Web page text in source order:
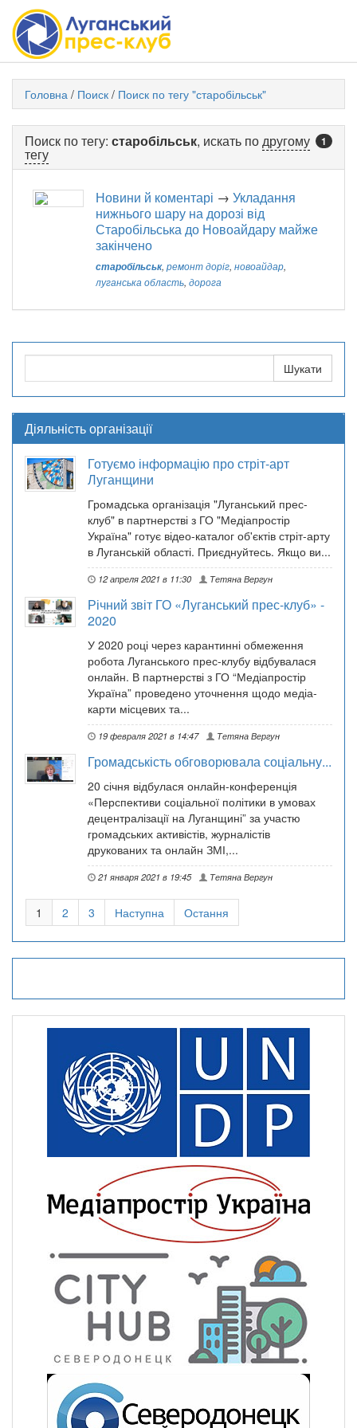
Головна / Поиск / Поиск по тегу "старобільськ"
1
Поиск по тегу: старобільськ, искать подругому
тегу
Новини й коментарі → Укладання
нижнього шару на дорозі від
Старобільська до Новоайдару майже
закінчено
старобільськ, ремонт доріг, новоайдар,
луганська область, дорога
Діяльність організації
Готуємо інформацію про стріт-арт
Луганщини
Громадська організація "Луганський прес-
клуб" в партнерстві з ГО "Медіапростір
Україна" готує відео-каталог об'єктів стріт-арту
в Луганській області. Приєднуйтесь. Якщо ви...
12 апреля 2021 в 11:30 Тетяна Вергун
Річний звіт ГО «Луганський прес-клуб» -
2020
У 2020 році через карантинні обмеження
робота Луганського прес-клубу відбувалася
онлайн. В партнерстві з ГО “Медіапростір
Україна” проведено уточнення щодо медіа-
карти місцевих та...
19 февраля 2021 в 14:47 Тетяна Вергун
Громадськість обговорювала соціальну...
20 січня відбулася онлайн-конференція
«Перспективи соціальної політики в умовах
децентралізації на Луганщині” за участю
громадських активістів, журналістів
друкованих та онлайн ЗМІ,...
21 января 2021 в 19:45 Тетяна Вергун
1 2 3 Наступна Остання